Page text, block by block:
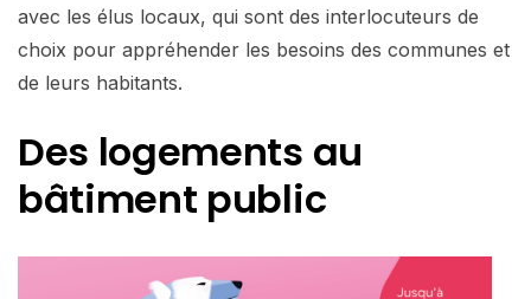
avec les élus locaux, qui sont des interlocuteurs de
choix pour appréhender les besoins des communes et
de leurs habitants.
Des logements au
bâtiment public